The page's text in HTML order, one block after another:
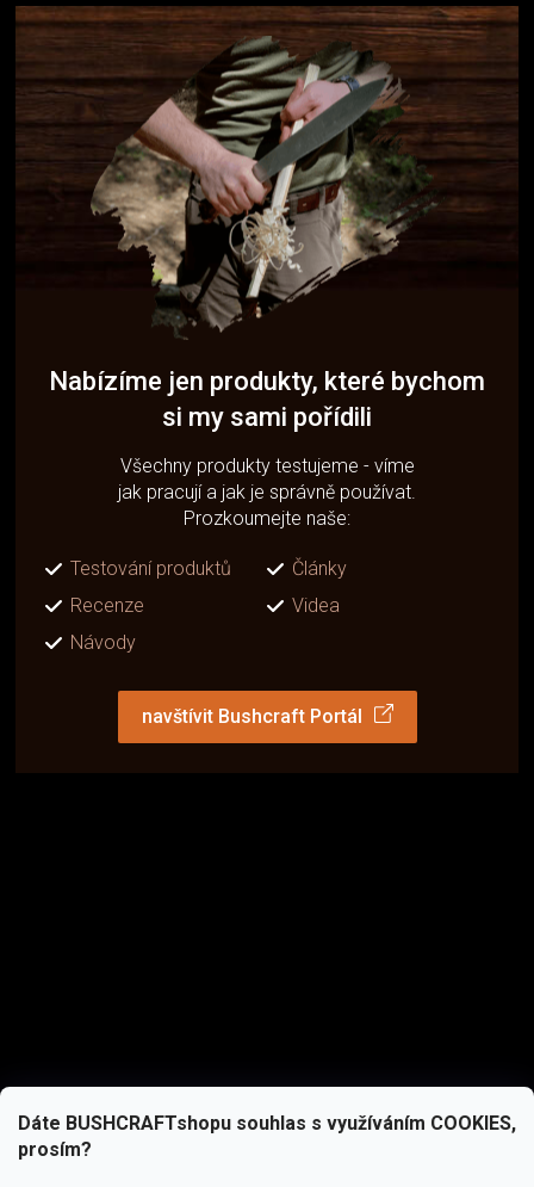
Dáte BUSHCRAFTshopu souhlas s využíváním COOKIES,
prosím?
Nabízíme jen produkty, které bychom
si my sami pořídili
Všechny produkty testujeme - víme
jak pracují a jak je správně používat.
Prozkoumejte naše:
Testování produktů
Články
Recenze
Videa
Návody
navštívit Bushcraft Portál